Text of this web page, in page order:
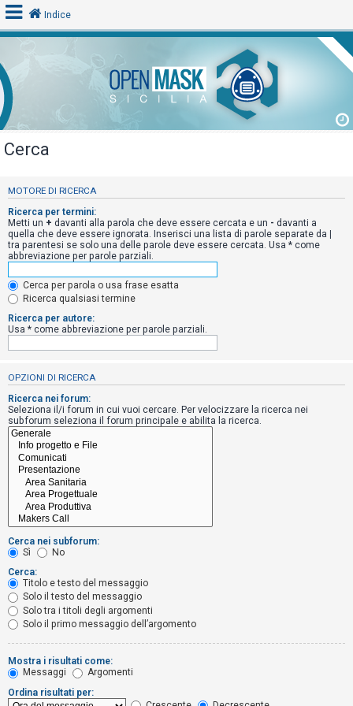
o
g
i
n
A
r
g
o
m
e
n
s
e
n
z
a
s
p
o
s
t
a
A
r
g
Indice
Cerca
MOTORE DI RICERCA
Ricerca per termini:
Metti un + davanti alla parola che deve essere cercata e un - davanti a
quella che deve essere ignorata. Inserisci una lista di parole separate da |
tra parentesi se solo una delle parole deve essere cercata. Usa * come
abbreviazione per parole parziali.
Cerca per parola o usa frase esatta
Ricerca qualsiasi termine
Ricerca per autore:
Usa * come abbreviazione per parole parziali.
OPZIONI DI RICERCA
Ricerca nei forum:
Seleziona il/i forum in cui vuoi cercare. Per velocizzare la ricerca nei
subforum seleziona il forum principale e abilita la ricerca.
Cerca nei subforum:
Sì
No
Cerca:
Titolo e testo del messaggio
Solo il testo del messaggio
Solo tra i titoli degli argomenti
Solo il primo messaggio dell’argomento
Mostra i risultati come:
Messaggi
Argomenti
Ordina risultati per: